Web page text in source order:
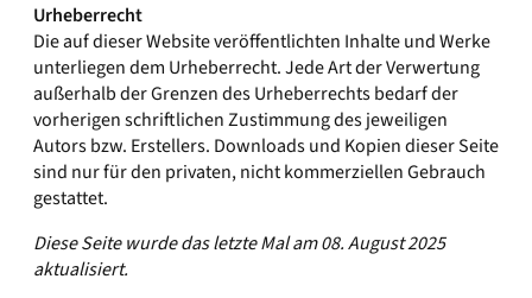
Urheberrecht
Die auf dieser Website veröffentlichten Inhalte und Werke
unterliegen dem Urheberrecht. Jede Art der Verwertung
außerhalb der Grenzen des Urheberrechts bedarf der
vorherigen schriftlichen Zustimmung des jeweiligen
Autors bzw. Erstellers. Downloads und Kopien dieser Seite
sind nur für den privaten, nicht kommerziellen Gebrauch
gestattet.
Diese Seite wurde das letzte Mal am 08. August 2025
aktualisiert.